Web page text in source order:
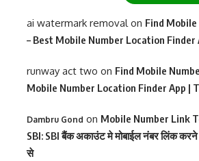
ai watermark removalon Find
– Best Mobile Number Location Finder
runway act two on Find Mobile
Mobile Number Location Finder App |
Dambru Gond on Mobile Number Link
SBI: SBI बैंक अकाउंट मे मोबाईल नंबर लिंक
से